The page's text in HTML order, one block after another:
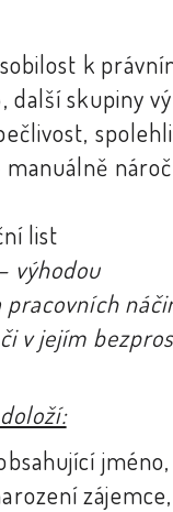
k
další skupiny
list
výhodou
v jejím